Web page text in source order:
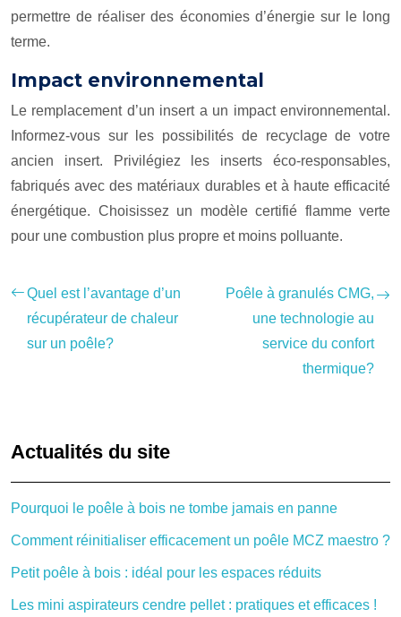
permettre de réaliser des économies d’énergie sur le long
terme.
Impact environnemental
Le remplacement d’un insert a un impact environnemental.
Informez-vous sur les possibilités de recyclage de votre
ancien insert. Privilégiez les inserts éco-responsables,
fabriqués avec des matériaux durables et à haute efficacité
énergétique. Choisissez un modèle certifié flamme verte
pour une combustion plus propre et moins polluante.
Quel est l’avantage d’un
récupérateur de chaleur
sur un poêle?
Poêle à granulés CMG,
une technologie au
service du confort
thermique?
Actualités du site
Pourquoi le poêle à bois ne tombe jamais en panne
Comment réinitialiser efficacement un poêle MCZ maestro ?
Petit poêle à bois : idéal pour les espaces réduits
Les mini aspirateurs cendre pellet : pratiques et efficaces !